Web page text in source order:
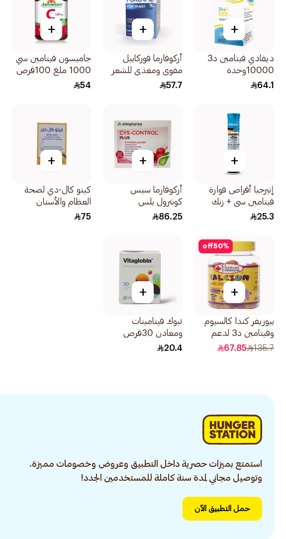
+
ديفادي فيتامين د3
10000وحدة
100كبسولة
64.1
+
أركوفارما فوركابيل
مقوي ومغذي للشعر
والأظافر 1علبة
57.7
+
جاميسون فيتامين سي
1000 ملغ 100قرص
54
+
إنيرجيا أقراص فوارة
فيتامين سي + زنك
20قرص
25.3
+
أركوفارما سيس
كونترول بلس
مستخلص التوت البري
86.25
+
كيتو كال-دي لصحة
العظام والأسنان
30كبسولة
75
50%
off
+
بيوريفر كندا كالسيوم
وفيتامين د3 لدعم
عظام الأطفال
135.7
67.85
+
تبوك فيتامينات
ومعادن 30قرص
20.4
استمتع بميزات حصرية داخل التطبيق وعروض وخصومات مميزة.
وتوصيل مجاني لمدة سنة كاملة للمستخدمين الجدد!
حمل التطبيق الآن